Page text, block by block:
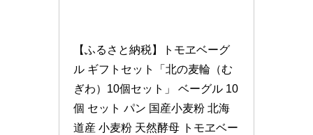
【ふるさと納税】トモヱベーグ
ル ギフトセット「北の麦輪（む
ぎわ）10個セット」 ベーグル 10
個 セット パン 国産小麦粉 北海
道産 小麦粉 天然酵母 トモヱベー